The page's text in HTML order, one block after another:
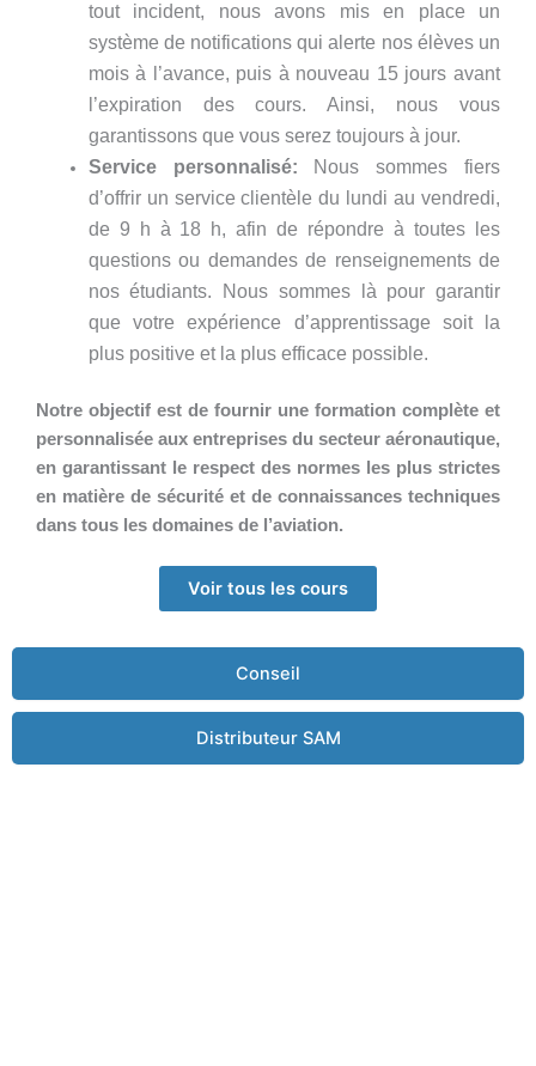
Conseil
Distributeur SAM
tout incident, nous avons mis en place un
système de notifications qui alerte nos élèves un
mois à l’avance, puis à nouveau 15 jours avant
l’expiration des cours. Ainsi, nous vous
garantissons que vous serez toujours à jour.
Service personnalisé: Nous sommes fiers
d’offrir un service clientèle du lundi au vendredi,
de 9 h à 18 h, afin de répondre à toutes les
questions ou demandes de renseignements de
nos étudiants. Nous sommes là pour garantir
que votre expérience d’apprentissage soit la
plus positive et la plus efficace possible.
Notre objectif est de fournir une formation complète et
personnalisée aux entreprises du secteur aéronautique,
en garantissant le respect des normes les plus strictes
en matière de sécurité et de connaissances techniques
dans tous les domaines de l’aviation.
Voir tous les cours